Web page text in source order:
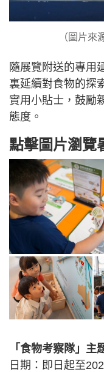
（圖片來
隨展覽附送的專用
裏延續對食物的探
實用小貼士，鼓勵
態度。
點擊圖片瀏覽
「食物考察隊」主
日期：即日起至